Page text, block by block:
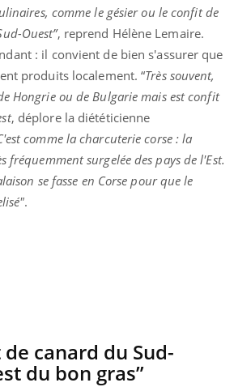
comme le gésier ou le confit de
Ouest”, reprend Hélène Lemaire.
: il convient de bien s'assurer que
produits localement. “Très souvent,
Hongrie ou de Bulgarie mais est confit
, déplore la diététicienne
comme la charcuterie corse : la
fréquemment surgelée des pays de l'Est.
se fasse en Corse pour que le
.
canard du Sud-
du bon gras”